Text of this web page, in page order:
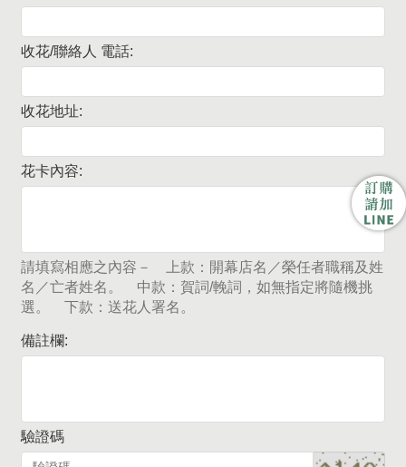
收花/聯絡人 電話:
收花地址:
花卡內容:
請填寫相應之內容－ 上款：開幕店名／榮任者職稱及姓
名／亡者姓名。 中款：賀詞/輓詞，如無指定將隨機挑
選。 下款：送花人署名。
備註欄:
驗證碼